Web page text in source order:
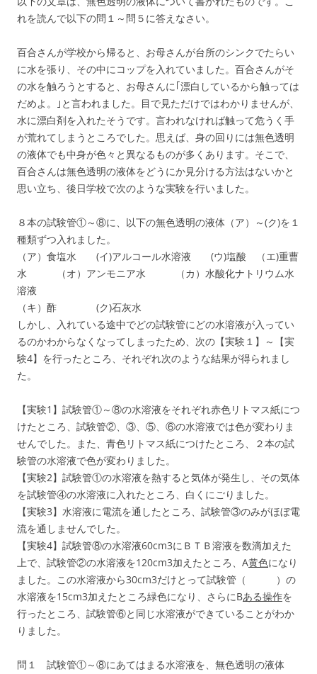
れを読んで以下の問１～問５に答えなさい。
百合さんが学校から帰ると、お母さんが台所のシンクでたらい
に水を張り、その中にコップを入れていました。百合さんがそ
の水を触ろうとすると、お母さんに｢漂白しているから触っては
だめよ。｣と言われました。目で見ただけではわかりませんが、
水に漂白剤を入れたそうです。言われなければ触って危うく手
が荒れてしまうところでした。思えば、身の回りには無色透明
の液体でも中身が色々と異なるものが多くあります。そこで、
百合さんは無色透明の液体をどうにか見分ける方法はないかと
思い立ち、後日学校で次のような実験を行いました。
８本の試験管①～⑧に、以下の無色透明の液体（ア）～(ク)を１
種類ずつ入れました。
（ア）食塩水 (イ)アルコール水溶液 (ウ)塩酸 （エ)重曹
水 （オ）アンモニア水 （カ）水酸化ナトリウム水
溶液
（キ）酢 (ク)石灰水
しかし、入れている途中でどの試験管にどの水溶液が入ってい
るのかわからなくなってしまったため、次の【実験１】～【実
験4】を行ったところ、それぞれ次のような結果が得られまし
た。
【実験1】試験管①～⑧の水溶液をそれぞれ赤色リトマス紙につ
けたところ、試験管②、③、⑤、⑥の水溶液では色が変わりま
せんでした。また、青色リトマス紙につけたところ、２本の試
験管の水溶液で色が変わりました。
【実験2】試験管①の水溶液を熱すると気体が発生し、その気体
を試験管④の水溶液に入れたところ、白くにごりました。
【実験3】水溶液に電流を通したところ、試験管③のみがほぼ電
流を通しませんでした。
【実験4】試験管⑧の水溶液60cm3にＢＴＢ溶液を数滴加えた
上で、試験管②の水溶液を120cm3加えたところ、A黄色になり
ました。この水溶液から30cm3だけとって試験管（ ）の
水溶液を15cm3加えたところ緑色になり、さらにBある操作を
行ったところ、試験管⑥と同じ水溶液ができていることがわか
りました。
問１ 試験管①～⑧にあてはまる水溶液を、無色透明の液体